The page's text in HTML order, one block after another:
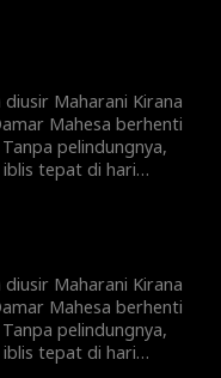
dinasti baru,
langit.
Maharani Kirana
Mahesa berhenti
pelindungnya,
tepat di hari
dinasti baru,
langit.
Maharani Kirana
Mahesa berhenti
pelindungnya,
tepat di hari